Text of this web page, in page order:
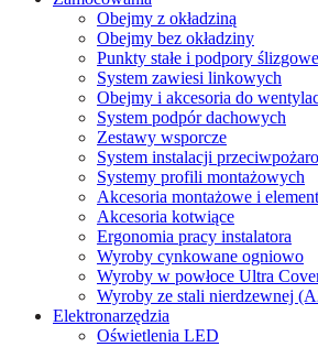
Obejmy z okładziną
Obejmy bez okładziny
Punkty stałe i podpory ślizgowe
System zawiesi linkowych
Obejmy i akcesoria do
System podpór dachowych
Zestawy wsporcze
System instalacji
Systemy profili montażowych
Akcesoria montażowe i
Akcesoria kotwiące
Ergonomia pracy instalatora
Wyroby cynkowane ogniowo
Wyroby w powłoce Ultra
Wyroby ze stali nierdzewnej
Elektronarzędzia
Oświetlenia LED